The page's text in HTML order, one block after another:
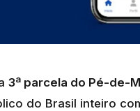
3ª parcela do Pé-de-
do Brasil inteiro